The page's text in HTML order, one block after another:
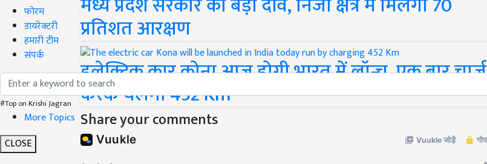
फोरम
डायरेक्टरी
हमारी टीम
संपर्क
#Top on Krishi Jagran
More Topics
CLOSE
प्रतिशत आरक्षण
इलेक्ट्रिक कार कोना आज होगी भारत में लॉन्च, एक बार चार्ज
करके चलेगी 452 Km
Share your comments